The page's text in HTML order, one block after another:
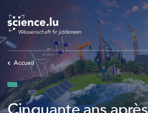
main
content
Accueil